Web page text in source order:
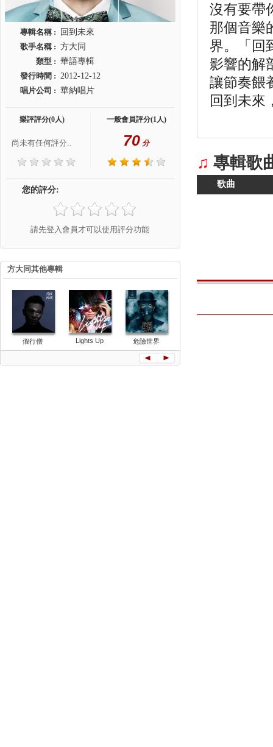
專輯名稱 :
回到未來
歌手名稱 : 方大同
類型 : 華語專輯
發行時間 : 2012-12-12
唱片公司 : 華納唱片
樂評評分(0人)
尚未有任何評分..
一般會員評分(1人)
70 分
您的評分:
請先登入會員才可以使用評分功能
方大同其他專輯
假行僧 Lights Up 危險世界
沒有要帶
那個音樂
界。「回
影響的解
讓節奏餵
回到未來
♫ 專輯歌
歌曲